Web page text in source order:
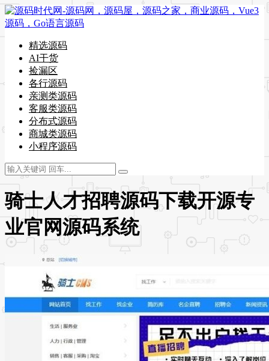
精选源码
AI干货
捡漏区
各行源码
亲测类源码
客服类源码
分布式源码
商城类源码
小程序源码
骑士人才招聘源码下载开源专
业官网源码系统